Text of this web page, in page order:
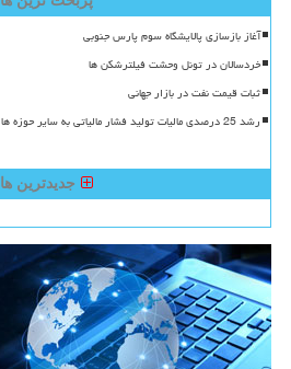
آغاز بازسازی پالایشگاه سوم پارس جنوبی
خردسالان در تونل وحشت فیلترشکن ها
ثبات قیمت نفت در بازار جهانی
رشد 25 درصدی مالیات تولید فشار مالیاتی به سایر حوزه ها منتقل شد
جدیدترین ها